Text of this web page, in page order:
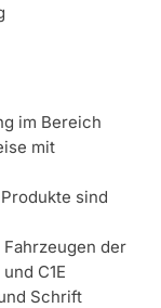
im Bereich
mit
sind
der
C1E
Schrift